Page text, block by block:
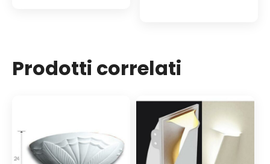
Prodotti correlati